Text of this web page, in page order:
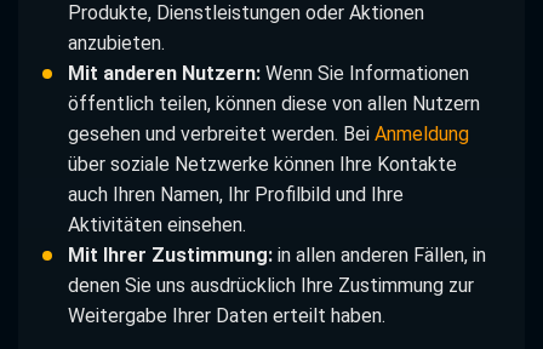
Produkte, Dienstleistungen oder Aktionen
anzubieten.
Mit anderen Nutzern:Wenn Sie Informationen
öffentlich teilen, können diese von allen Nutzern
gesehen und verbreitet werden. Bei Anmeldung
über soziale Netzwerke können Ihre Kontakte
auch Ihren Namen, Ihr Profilbild und Ihre
Aktivitäten einsehen.
Mit Ihrer Zustimmung:in allen anderen Fällen, in
denen Sie uns ausdrücklich Ihre Zustimmung zur
Weitergabe Ihrer Daten erteilt haben.